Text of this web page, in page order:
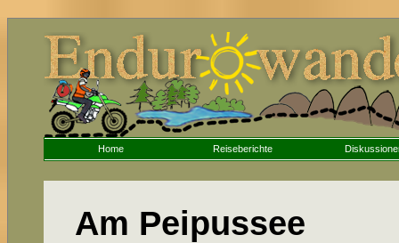
Home Reiseberichte
Am Peipussee